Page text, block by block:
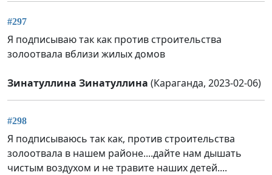
#297
Я подписываю так как против строительства
золоотвала вблизи жилых домов
Зинатуллина Зинатуллина (Караганда, 2023-02-06)
#298
Я подписываюсь так как, против строительства
золоотвала в нашем районе....дайте нам дышать
чистым воздухом и не травите наших детей....